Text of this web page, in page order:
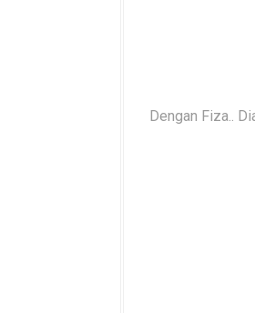
Dengan Fiza..